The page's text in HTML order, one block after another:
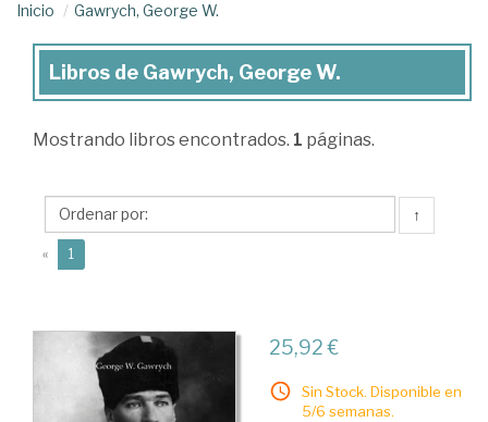
Inicio Gawrych, George W.
Libros
Gawrych,
W.
Libros de Gawrych, George W.
Mostrando libros encontrados. 1 páginas.
↑
« 1
25,92 €
Sin Stock. Disponible en
5/6 semanas.